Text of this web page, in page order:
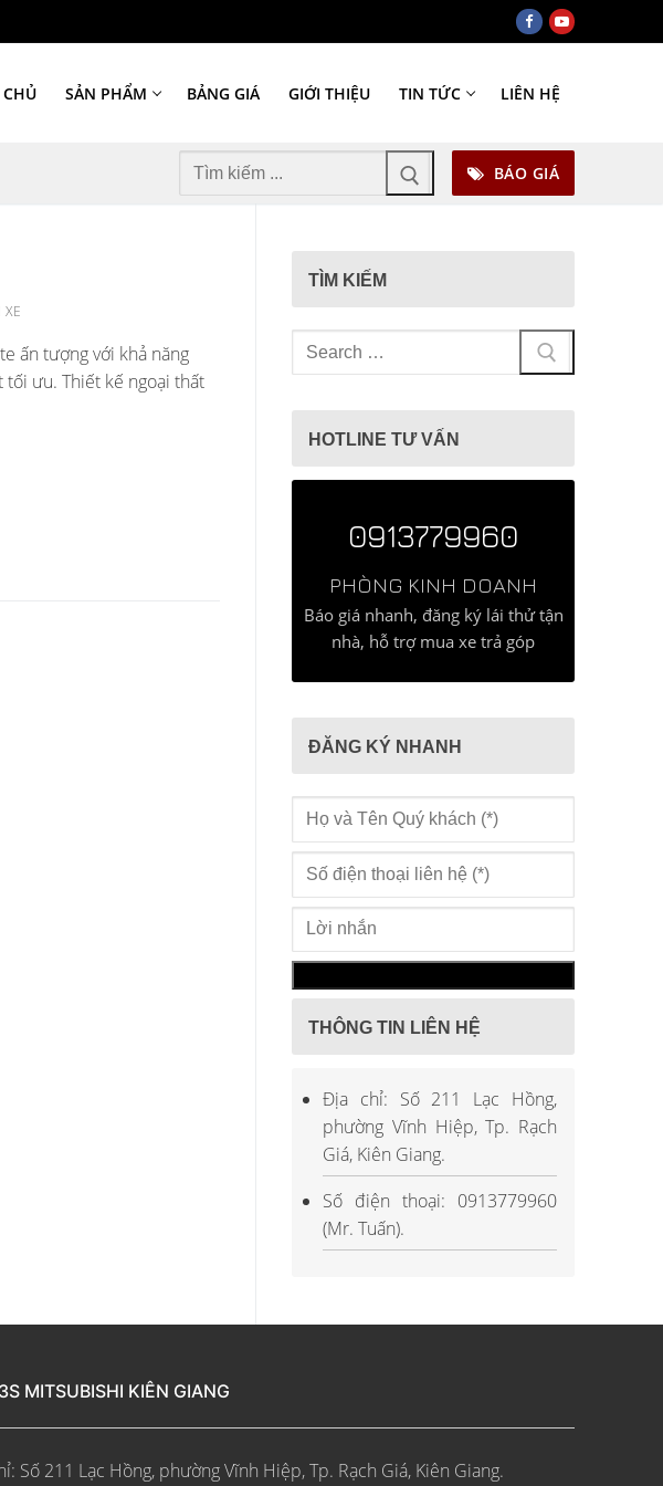
SẢN PHẨM BẢNG GIÁ GIỚI THIỆU TIN TỨC LIÊN HỆ
Tìm
BÁO GIÁ
XE
ấn tượng với khả năng
tối ưu. Thiết kế ngoại thất
TÌM KIẾM
Tìm
kiếm
HOTLINE TƯ VẤN
0913779960
PHÒNG KINH DOANH
Báo giá nhanh, đăng ký lái thử tận
nhà, hỗ trợ mua xe trả góp
ĐĂNG KÝ NHANH
THÔNG TIN LIÊN HỆ
Địa chỉ: Số 211 Lạc Hồng,
phường Vĩnh Hiệp, Tp. Rạch
Giá, Kiên Giang.
Số điện thoại: 0913779960
(Mr. Tuấn).
MITSUBISHI KIÊN GIANG
Số 211 Lạc Hồng, phường Vĩnh Hiệp, Tp. Rạch Giá, Kiên Giang.